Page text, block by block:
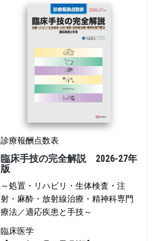
診療報酬点数表
臨床手技の完全解説 2026-27年
版
～処置・リハビリ・生体検査・注
射・麻酔・放射線治療・精神科専門
療法／適応疾患と手技～
臨床医学